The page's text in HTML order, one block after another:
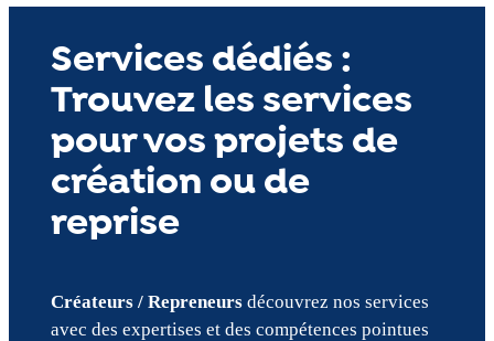
Services dédiés :
Trouvez les services
pour vos projets de
création ou de
reprise
Créateurs / Repreneursdécouvrez nos services
avec des expertises et des compétences pointues